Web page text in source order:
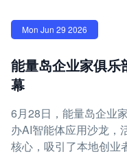
Mon Jun 29 2026
能量岛企业家俱
幕
6月28日，能量岛企业
办AI智能体应用沙龙，
核心，吸引了本地创业